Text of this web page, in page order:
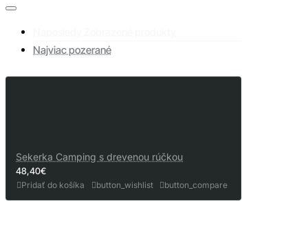
Najviac pozerané
Sekerka Camping s drevenou rúčkou
48,40€
Pridať do košíka button_wishlist button_compare